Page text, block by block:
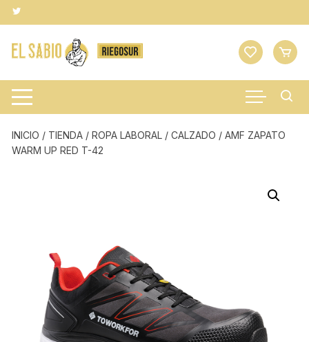
Saltar
al
contenido
INICIO / TIENDA /ROPA LABORAL /CALZADO / AMF ZAPATO
WARM UP RED T-42